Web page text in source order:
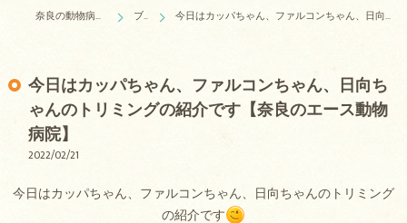
奈良の動物病院はエース動物病院 ブログ 今日はカッパちゃん、ファルコンちゃん、日向ちゃんのトリミングの紹介です【奈良のエース動物病院】
今日はカッパちゃん、ファルコンちゃん、日向ち
ゃんのトリミングの紹介です【奈良のエース動物
病院】
2022/02/21
今日はカッパちゃん、ファルコンちゃん、日向ちゃんのトリミング
の紹介です